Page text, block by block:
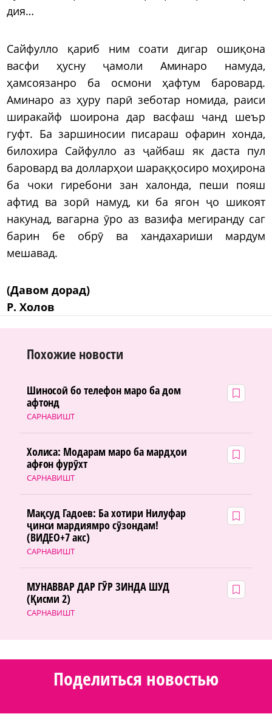
дия…
Сайфулло қариб ним соати дигар ошиқона
васфи ҳусну ҷамоли Аминаро намуда,
ҳамсоязанро ба осмони ҳафтум баровард.
Аминаро аз ҳуру парӣ зеботар номида, раиси
ширакайф шоирона дар васфаш чанд шеър
гуфт. Ба заршиносии писараш офарин хонда,
билохира Сайфулло аз ҷайбаш як даста пул
баровард ва долларҳои шараққосиро моҳирона
ба чоки гиребони зан халонда, пеши пояш
афтид ва зорӣ намуд, ки ба ягон ҷо шикоят
накунад, вагарна ӯро аз вазифа мегиранду саг
барин бе обрӯ ва хандахариши мардум
мешавад.
(Давом дорад)
Р. Холов
Похожие новости
САРНАВИШТ
Шиносоӣ бо телефон маро ба дом
афтонд
САРНАВИШТ
Холиса: Модарам маро ба мардҳои
афғон фурӯхт
САРНАВИШТ
Мақсуд Гадоев: Ба хотири Нилуфар
ҷинси мардиямро сӯзондам!
(ВИДЕО+7 акс)
САРНАВИШТ
МУНАВВАР ДАР ГӮР ЗИНДА ШУД
(Қисми 2)
Поделиться новостью